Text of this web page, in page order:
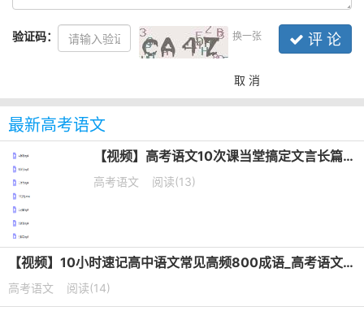
验证码： 换一张 评 论
取 消
最新高考语文
【视频】高考语文10次课当堂搞定文言长篇默写培训课程
高考语文 阅读(13)
【视频】10小时速记高中语文常见高频800成语_高考语文成语专题课
高考语文 阅读(14)